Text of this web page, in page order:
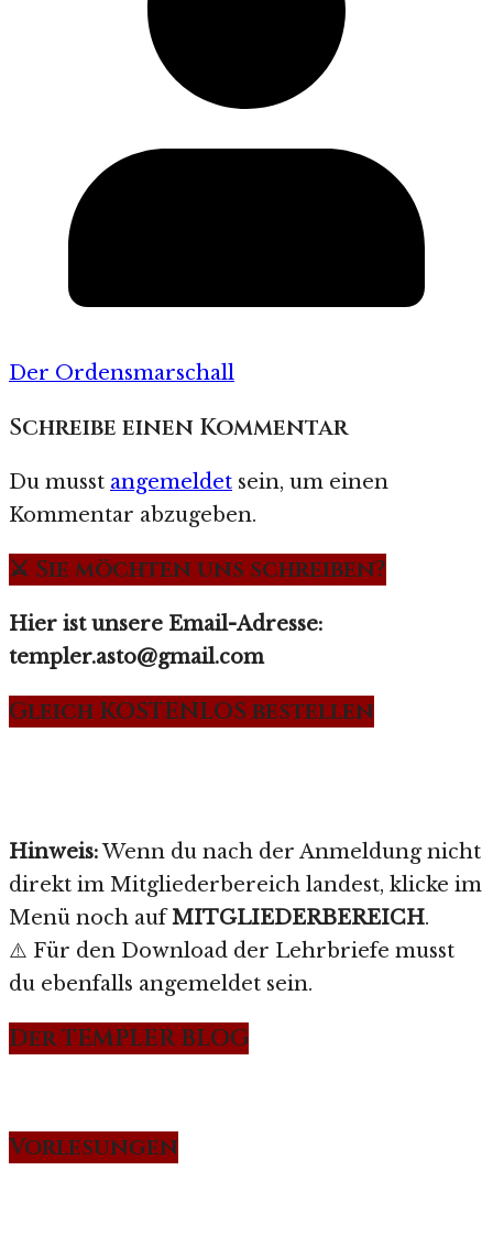
Der Ordensmarschall
Schreibe einen Kommentar
Du musst angemeldet sein, um einen
Kommentar abzugeben.
⚔️ Sie möchten uns schreiben?
Hier ist unsere Email-Adresse:
templer.asto@gmail.com
Gleich KOSTENLOS bestellen
Hinweis:Wenn du nach der Anmeldung nicht
direkt im Mitgliederbereich landest, klicke im
Menü noch aufMITGLIEDERBEREICH.
⚠️ Für den Download der Lehrbriefe musst
du ebenfalls angemeldet sein.
Der TEMPLER BLOG
Vorlesungen